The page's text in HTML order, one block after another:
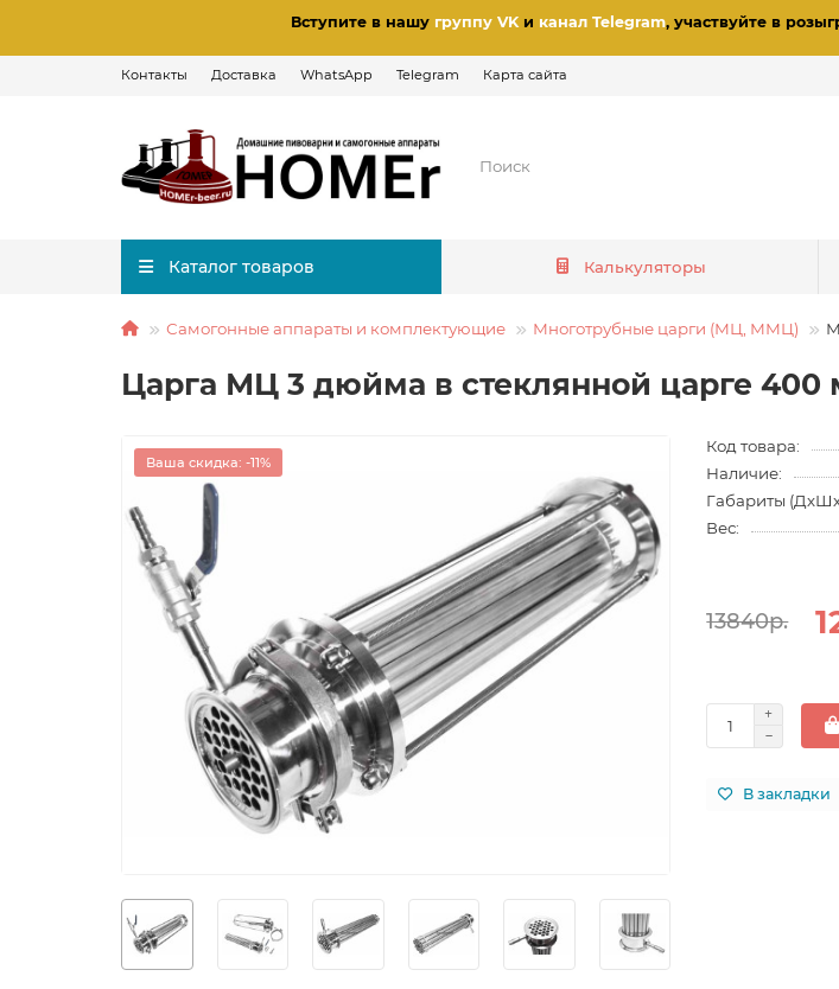
Вступите в нашу группу VKи канал Telegram, участвуйте в
Контакты Доставка WhatsApp Telegram Карта сайта
Каталог товаров Калькуляторы
Самогонные аппараты и комплектующие Многотрубные царги (МЦ, ММЦ)
Царга МЦ 3 дюйма в стеклянной царге 400
Ваша скидка: -11%
Код товара:
Наличие:
Габариты
Вес:
13840р.
В закладки